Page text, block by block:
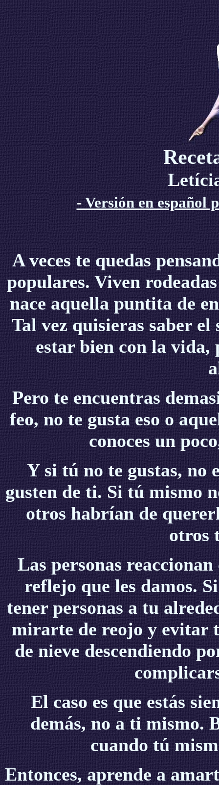
- Versión en español
A veces te quedas
populares. Viven
nace aquella puntita de
Tal vez quisieras saber
estar bien con la vida,
Pero te encuentras
feo, no te gusta eso o
conoces un
Y si tú no te gustas, no
gusten de ti. Si tú mismo
otros habrían de
otros
Las personas
reflejo que les damos.
tener personas a tu
mirarte de reojo y evitar
de nieve descendiendo
El caso es que estás
demás, no a ti mismo.
cuando tú
Entonces, aprende a